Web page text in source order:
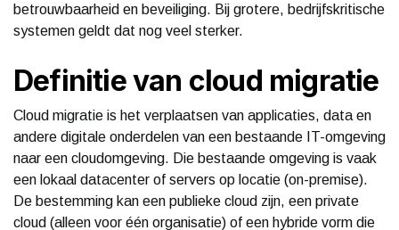
betrouwbaarheid en beveiliging. Bij grotere, bedrijfskritische
systemen geldt dat nog veel sterker.
Definitie van cloud migratie
Cloud migratie is het verplaatsen van applicaties, data en
andere digitale onderdelen van een bestaande IT-omgeving
naar een cloudomgeving. Die bestaande omgeving is vaak
een lokaal datacenter of servers op locatie (on-premise).
De bestemming kan een publieke cloud zijn, een private
cloud (alleen voor één organisatie) of een hybride vorm die